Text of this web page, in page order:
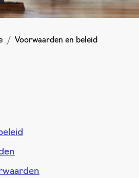
Voorwaarden en beleid